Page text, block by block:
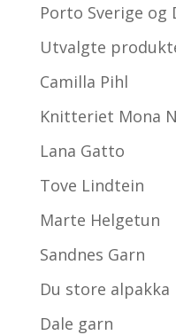
Porto Sverige og
Utvalgte
Camilla Pihl
Knitteriet Mona
Lana Gatto
Tove Lindtein
Marte Helgetun
Sandnes Garn
Du store alpakka
Dale garn